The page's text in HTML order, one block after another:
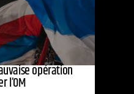
opération
l’OM